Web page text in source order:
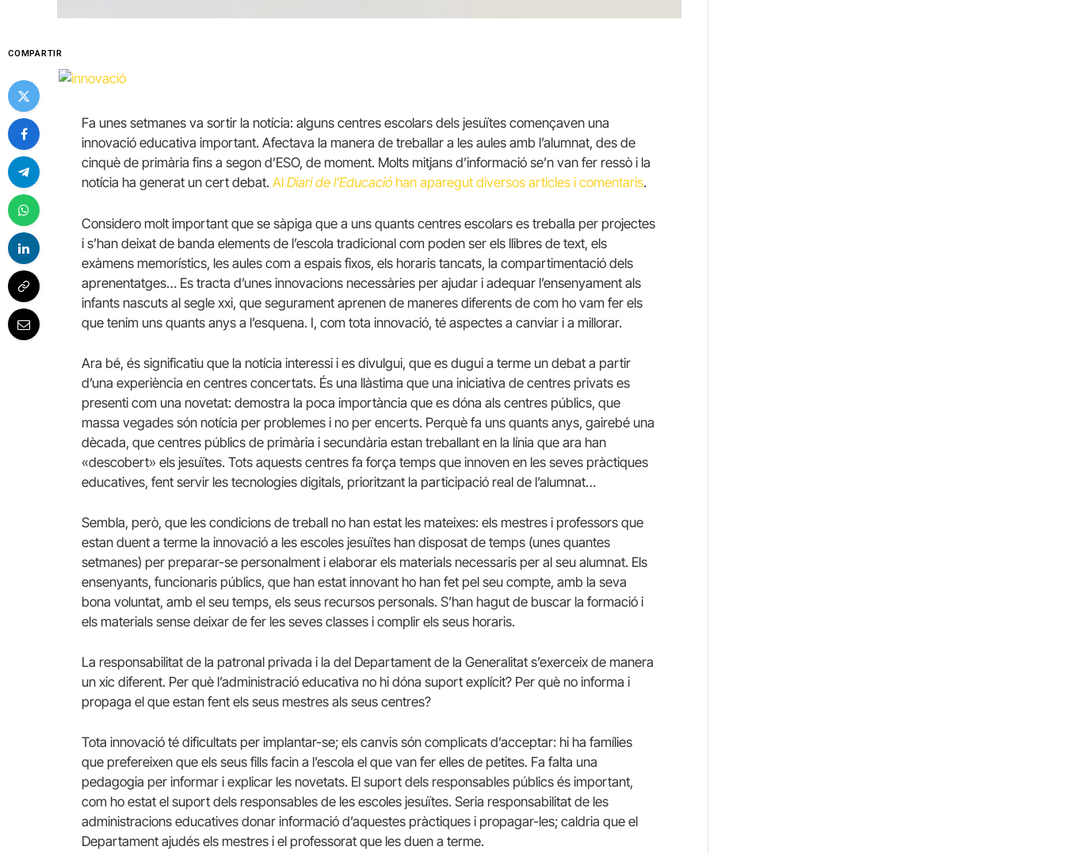
COMPARTIR
Fa unes setmanes va sortir la notícia: alguns centres escolars dels jesuïtes començaven una
innovació educativa important. Afectava la manera de treballar a les aules amb l’alumnat, des de
cinquè de primària fins a segon d’ESO, de moment. Molts mitjans d’informació se’n van fer ressò i la
notícia ha generat un cert debat. Al Diari de l’Educació han aparegut diversos articles i comentaris.
Considero molt important que se sàpiga que a uns quants centres escolars es treballa per projectes
i s’han deixat de banda elements de l’escola tradicional com poden ser els llibres de text, els
exàmens memorístics, les aules com a espais fixos, els horaris tancats, la compartimentació dels
aprenentatges… Es tracta d’unes innovacions necessàries per ajudar i adequar l’ensenyament als
infants nascuts al segle xxi, que segurament aprenen de maneres diferents de com ho vam fer els
que tenim uns quants anys a l’esquena. I, com tota innovació, té aspectes a canviar i a millorar.
Ara bé, és significatiu que la notícia interessi i es divulgui, que es dugui a terme un debat a partir
d’una experiència en centres concertats. És una llàstima que una iniciativa de centres privats es
presenti com una novetat: demostra la poca importància que es dóna als centres públics, que
massa vegades són notícia per problemes i no per encerts. Perquè fa uns quants anys, gairebé una
dècada, que centres públics de primària i secundària estan treballant en la línia que ara han
«descobert» els jesuïtes. Tots aquests centres fa força temps que innoven en les seves pràctiques
educatives, fent servir les tecnologies digitals, prioritzant la participació real de l’alumnat…
Sembla, però, que les condicions de treball no han estat les mateixes: els mestres i professors que
estan duent a terme la innovació a les escoles jesuïtes han disposat de temps (unes quantes
setmanes) per preparar-se personalment i elaborar els materials necessaris per al seu alumnat. Els
ensenyants, funcionaris públics, que han estat innovant ho han fet pel seu compte, amb la seva
bona voluntat, amb el seu temps, els seus recursos personals. S’han hagut de buscar la formació i
els materials sense deixar de fer les seves classes i complir els seus horaris.
La responsabilitat de la patronal privada i la del Departament de la Generalitat s’exerceix de manera
un xic diferent. Per què l’administració educativa no hi dóna suport explícit? Per què no informa i
propaga el que estan fent els seus mestres als seus centres?
Tota innovació té dificultats per implantar-se; els canvis són complicats d’acceptar: hi ha famílies
que prefereixen que els seus fills facin a l’escola el que van fer elles de petites. Fa falta una
pedagogia per informar i explicar les novetats. El suport dels responsables públics és important,
com ho estat el suport dels responsables de les escoles jesuïtes. Seria responsabilitat de les
administracions educatives donar informació d’aquestes pràctiques i propagar-les; caldria que el
Departament ajudés els mestres i el professorat que les duen a terme.